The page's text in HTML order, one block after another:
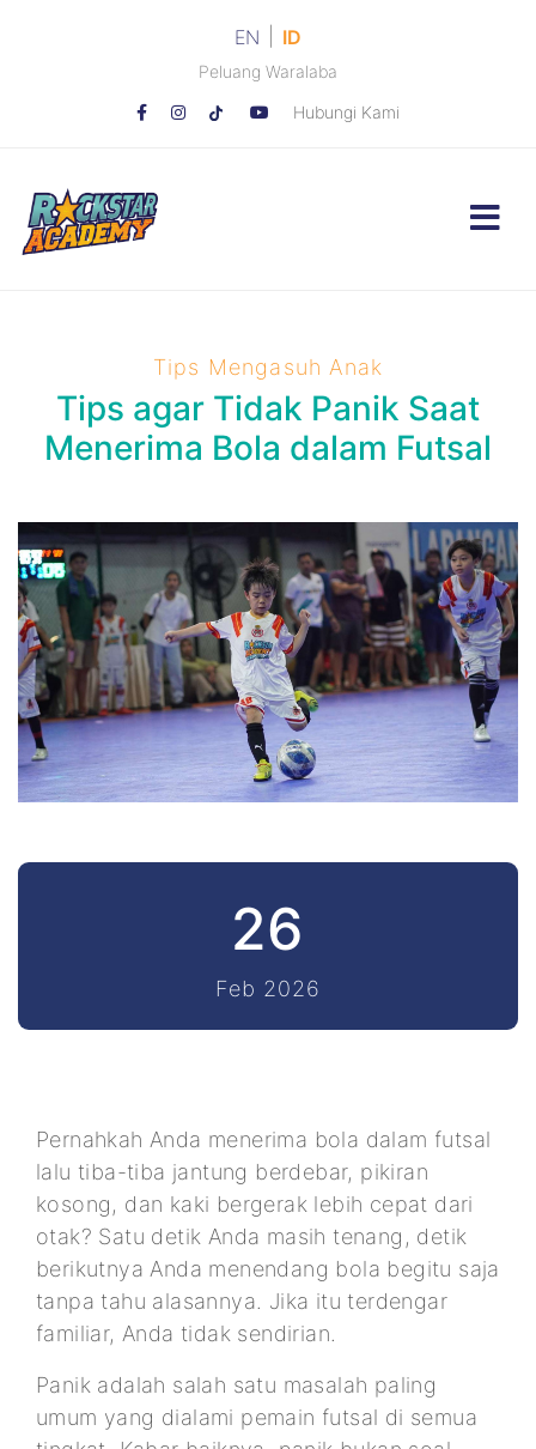
EN ID
Peluang Waralaba
Hubungi Kami
Tips Mengasuh Anak
Tips agar Tidak Panik Saat
Menerima Bola dalam Futsal
26
Feb 2026
Pernahkah Anda menerima bola dalam futsal
lalu tiba-tiba jantung berdebar, pikiran
kosong, dan kaki bergerak lebih cepat dari
otak? Satu detik Anda masih tenang, detik
berikutnya Anda menendang bola begitu saja
tanpa tahu alasannya. Jika itu terdengar
familiar, Anda tidak sendirian.
Panik adalah salah satu masalah paling
umum yang dialami pemain futsal di semua